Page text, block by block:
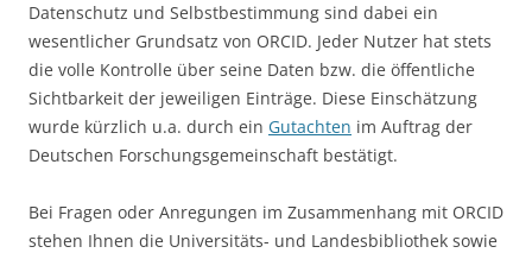
Datenschutz und Selbstbestimmung sind dabei ein
wesentlicher Grundsatz von ORCID. Jeder Nutzer hat stets
die volle Kontrolle über seine Daten bzw. die öffentliche
Sichtbarkeit der jeweiligen Einträge. Diese Einschätzung
wurde kürzlich u.a. durch ein Gutachten im Auftrag der
Deutschen Forschungsgemeinschaft bestätigt.
Bei Fragen oder Anregungen im Zusammenhang mit ORCID
stehen Ihnen die Universitäts- und Landesbibliothek sowie